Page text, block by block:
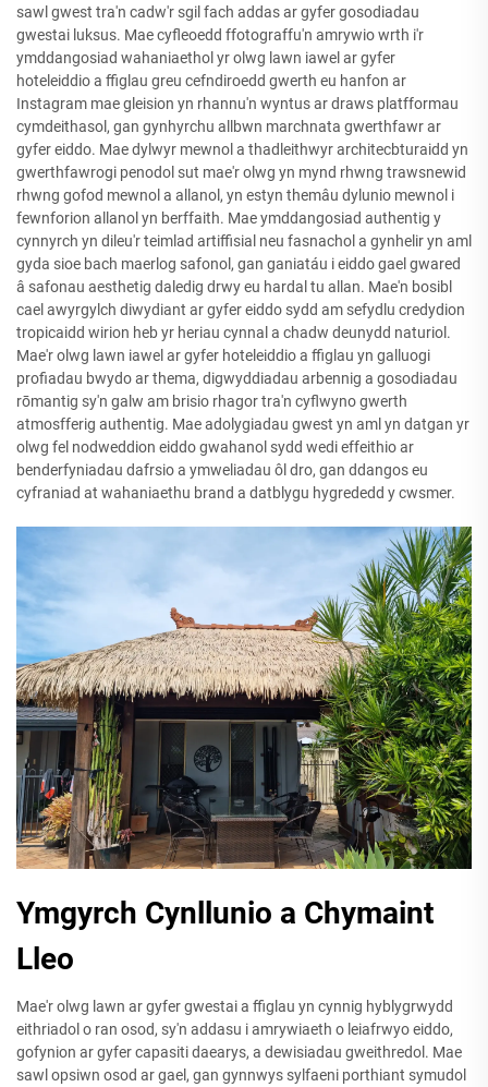
sawl gwest tra'n cadw'r sgil fach addas ar gyfer gosodiadau
gwestai luksus. Mae cyfleoedd ffotograffu'n amrywio wrth i'r
ymddangosiad wahaniaethol yr olwg lawn iawel ar gyfer
hoteleiddio a ffiglau greu cefndiroedd gwerth eu hanfon ar
Instagram mae gleision yn rhannu'n wyntus ar draws platfformau
cymdeithasol, gan gynhyrchu allbwn marchnata gwerthfawr ar
gyfer eiddo. Mae dylwyr mewnol a thadleithwyr architecbturaidd yn
gwerthfawrogi penodol sut mae'r olwg yn mynd rhwng trawsnewid
rhwng gofod mewnol a allanol, yn estyn themâu dylunio mewnol i
fewnforion allanol yn berffaith. Mae ymddangosiad authentig y
cynnyrch yn dileu'r teimlad artiffisial neu fasnachol a gynhelir yn aml
gyda sioe bach maerlog safonol, gan ganiatáu i eiddo gael gwared
â safonau aesthetig daledig drwy eu hardal tu allan. Mae'n bosibl
cael awyrgylch diwydiant ar gyfer eiddo sydd am sefydlu credydion
tropicaidd wirion heb yr heriau cynnal a chadw deunydd naturiol.
Mae'r olwg lawn iawel ar gyfer hoteleiddio a ffiglau yn galluogi
profiadau bwydo ar thema, digwyddiadau arbennig a gosodiadau
rōmantig sy'n galw am brisio rhagor tra'n cyflwyno gwerth
atmosfferig authentig. Mae adolygiadau gwest yn aml yn datgan yr
olwg fel nodweddion eiddo gwahanol sydd wedi effeithio ar
benderfyniadau dafrsio a ymweliadau ôl dro, gan ddangos eu
cyfraniad at wahaniaethu brand a datblygu hygrededd y cwsmer.
Ymgyrch Cynllunio a Chymaint
Lleo
Mae'r olwg lawn ar gyfer gwestai a ffiglau yn cynnig hyblygrwydd
eithriadol o ran osod, sy'n addasu i amrywiaeth o leiafrwyo eiddo,
gofynion ar gyfer capasiti daearys, a dewisiadau gweithredol. Mae
sawl opsiwn osod ar gael, gan gynnwys sylfaeni porthiant symudol